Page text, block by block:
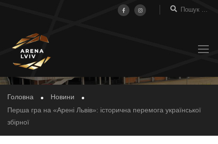
НОВИНИ
Головна
Новини
Перша гра на «Арені Львів»: історична перемога української
збірної